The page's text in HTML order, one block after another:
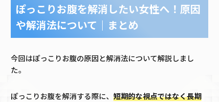
ぽっこりお腹を解消したい女性へ！原因
や解消法について｜まとめ
今回はぽっこりお腹の原因と解消法について解説しまし
た。
ぽっこりお腹を解消する際に、 短期的な視点ではなく長期